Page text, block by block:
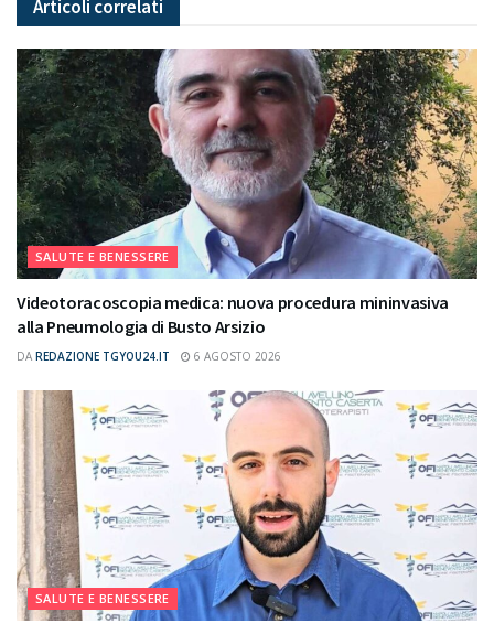
Articoli correlati
SALUTE E BENESSERE
Videotoracoscopia medica: nuova procedura mininvasiva
alla Pneumologia di Busto Arsizio
DA REDAZIONE TGYOU24.IT 6 AGOSTO 2026
SALUTE E BENESSERE